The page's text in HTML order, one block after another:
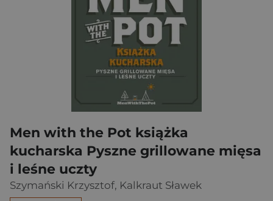
Men with the Pot książka
kucharska Pyszne grillowane mięsa
i leśne uczty
Szymański Krzysztof, Kalkraut Sławek